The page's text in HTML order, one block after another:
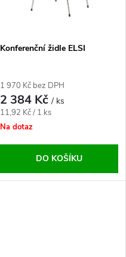
Konferenční židle ELSI
1 970 Kč bez DPH
2 384 Kč/ ks
Měrná
cena:
11,92 Kč / 1 ks
Na dotaz
DO KOŠÍKU